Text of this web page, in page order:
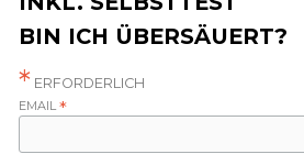
BIN ICH ÜBERSÄUERT?
* ERFORDERLICH
EMAIL*